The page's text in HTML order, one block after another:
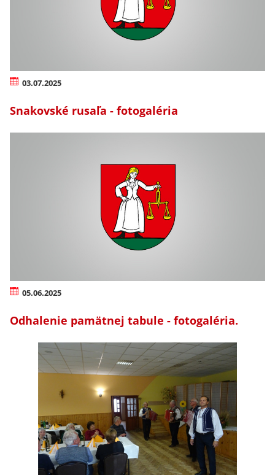
03.07.2025
Snakovské rusaľa - fotogaléria
05.06.2025
Odhalenie pamätnej tabule - fotogaléria.